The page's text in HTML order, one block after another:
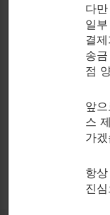
Career Growth
Learn, grow, and
Wellness Support
Prioritize well-
다
일
결
송
점
앞
스
가
항
진